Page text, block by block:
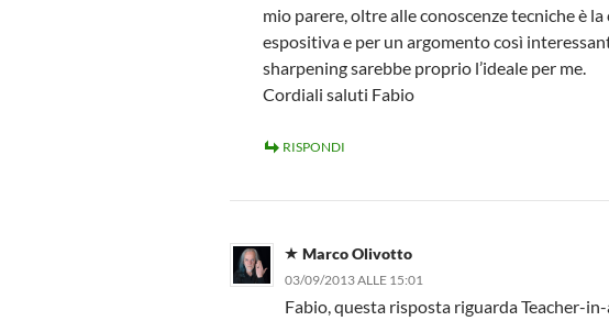
mio parere, oltre alle conoscenze tecniche è la
espositiva e per un argomento così
sharpening sarebbe proprio l’ideale per me.
Cordiali saluti Fabio
RISPONDI
Marco Olivotto
03/09/2013 ALLE 15:01
Fabio, questa risposta riguarda Teacher-